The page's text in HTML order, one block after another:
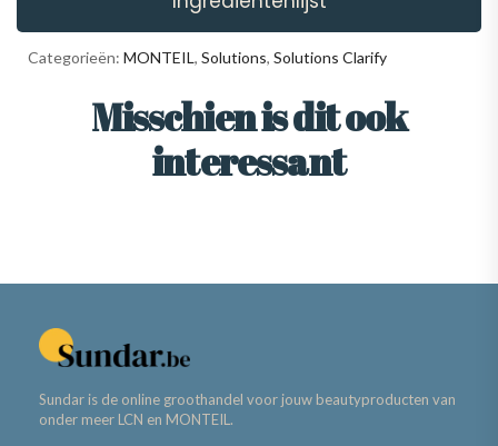
Categorieën: MONTEIL, Solutions, Solutions Clarify
Misschien is dit ook
interessant
Sundar is de online groothandel voor jouw beautyproducten van
onder meer LCN en MONTEIL.